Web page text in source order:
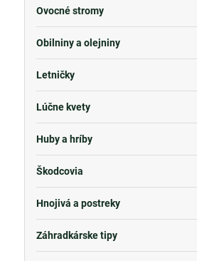
Ovocné stromy
Obilniny a olejniny
Letničky
Lúčne kvety
Huby a hríby
Škodcovia
Hnojivá a postreky
Záhradkárske tipy